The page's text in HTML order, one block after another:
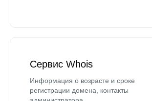
Сервис Whois
Информация о возрасте и сроке
регистрации домена, контакты